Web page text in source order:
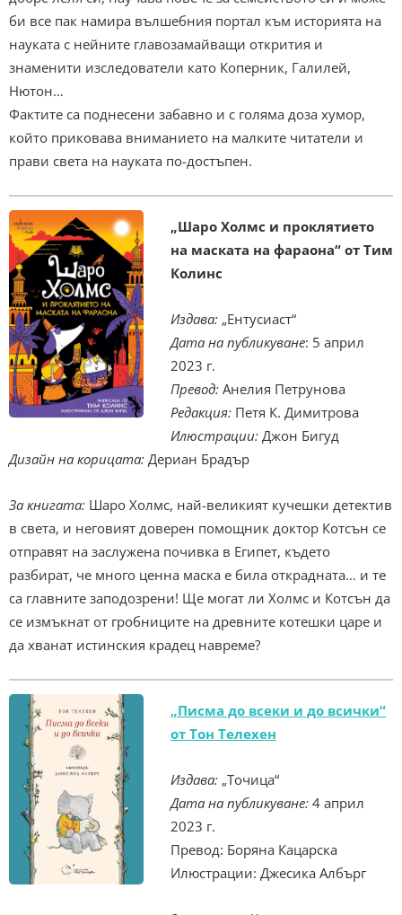
би все пак намира вълшебния портал към историята на
науката с нейните главозамайващи открития и
знаменити изследователи като Коперник, Галилей,
Нютон…
Фактите са поднесени забавно и с голяма доза хумор,
който приковава вниманието на малките читатели и
прави света на науката по-достъпен.
„Шаро Холмс и проклятието
на маската на фараона“ от Тим
Колинс
Издава: „Ентусиаст“
Дата на публикуване: 5 април
2023 г.
Превод: Анелия Петрунова
Редакция: Петя К. Димитрова
Илюстрации: Джон Бигуд
Дизайн на корицата: Дериан Брадър
За книгата: Шаро Холмс, най-великият кучешки детектив
в света, и неговият доверен помощник доктор Котсън се
отправят на заслужена почивка в Египет, където
разбират, че много ценна маска е била открадната… и те
са главните заподозрени! Ще могат ли Холмс и Котсън да
се измъкнат от гробниците на древните котешки царе и
да хванат истинския крадец навреме?
„Писма до всeки и до всички“
от Тон Телехен
Издава: „Точица“
Дата на публикуване: 4 април
2023 г.
Превод: Боряна Кацарска
Илюстрации: Джесика Албърг